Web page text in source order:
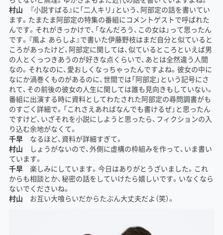
村山 『小説すばる』に「二人キリ」という、阿部定の話を書いてい
ます。たまたま阿部定の特集の番組にコメントゲストで呼ばれた
んです。それがきっかけで、「なんだろう、この女は」って思ったん
です。『風よ あらしよ』で書いた伊藤野枝はまだ自分と似ていると
ころがあったけど、阿部定に関しては、似ているところといえば男
の人とくっつきあうのが好きな点くらいで、あとは全然違う人間
なの。それなのに、愛おしくなっちゃったんですよね。彼女の中に
なにか渦巻くものがあるのに、世間では「阿部定」という記号にさ
れて、その前後の彼女の人生に関しては誰も見向きもしていない。
番組に出演する時に資料としてわたされた阿部定の尋問調書がも
のすごく詳細で。「これさえあればなんでも書けるぜ」と思ったん
ですけど、いざそれを小説にしようと思ったら、フィクションの入
り込む余地がなくて。
千早なるほど、資料が詳細すぎて。
村山 しょうがないので、外側に虚構の枠組みを作って、いま書い
ています。
千早楽しみにしています。今日はありがとうざいました。これ
からも相談とか、秘密の話をしていけたら嬉しいです。いなくなら
ないでくださいね。
村山 お互い大喰らいだからたぶん大丈夫だよ（笑）。